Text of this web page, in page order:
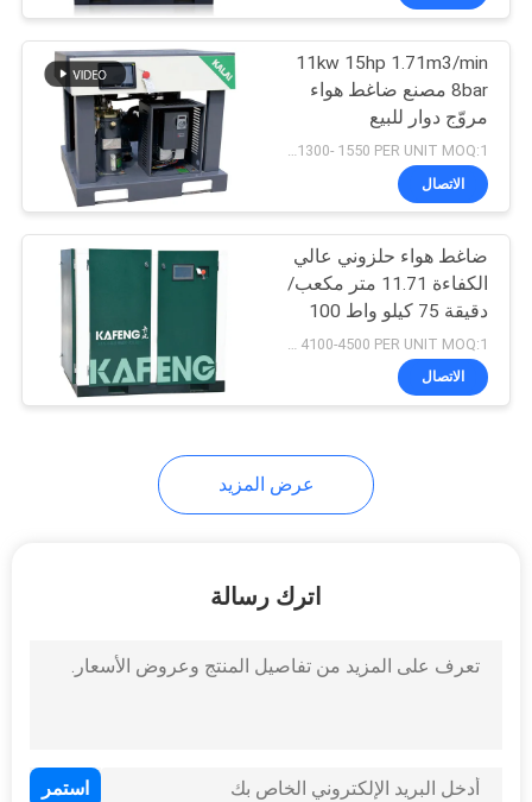
11kw 15hp 1.71m3/min
8bar مصنع ضاغط هواء
مروّج دوار للبيع
1138*850*1035
الاتصال
ضاغط هواء حلزوني عالي
الكفاءة 11.71 متر مكعب/
دقيقة 75 كيلو واط 100
حصان
الاتصال
عرض المزيد
اترك رسالة